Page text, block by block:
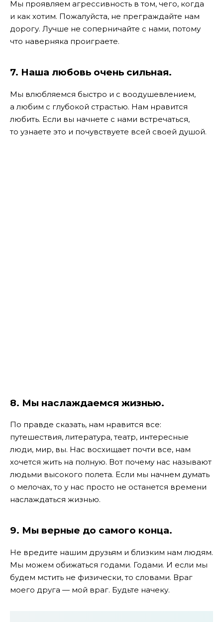
Мы проявляем агрессивность в том, чего, когда
и как хотим. Пожалуйста, не преграждайте нам
дорогу. Лучше не соперничайте с нами, потому
что наверняка проиграете.
7. Наша любовь очень сильная.
Мы влюбляемся быстро и с воодушевлением,
а любим с глубокой страстью. Нам нравится
любить. Если вы начнете с нами встречаться,
то узнаете это и почувствуете всей своей душой.
8. Мы наслаждаемся жизнью.
По правде сказать, нам нравится все:
путешествия, литература, театр, интересные
люди, мир, вы. Нас восхищает почти все, нам
хочется жить на полную. Вот почему нас называют
людьми высокого полета. Если мы начнем думать
о мелочах, то у нас просто не останется времени
наслаждаться жизнью.
9. Мы верные до самого конца.
Не вредите нашим друзьям и близким нам людям.
Мы можем обижаться годами. Годами. И если мы
будем мстить не физически, то словами. Враг
моего друга — мой враг. Будьте начеку.